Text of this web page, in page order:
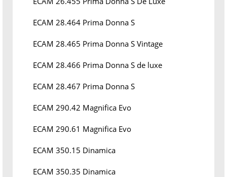
ECAM 28.464 Prima Donna S
ECAM 28.465 Prima Donna S Vintage
ECAM 28.466 Prima Donna S de luxe
ECAM 28.467 Prima Donna S
ECAM 290.42 Magnifica Evo
ECAM 290.61 Magnifica Evo
ECAM 350.15 Dinamica
ECAM 350.35 Dinamica